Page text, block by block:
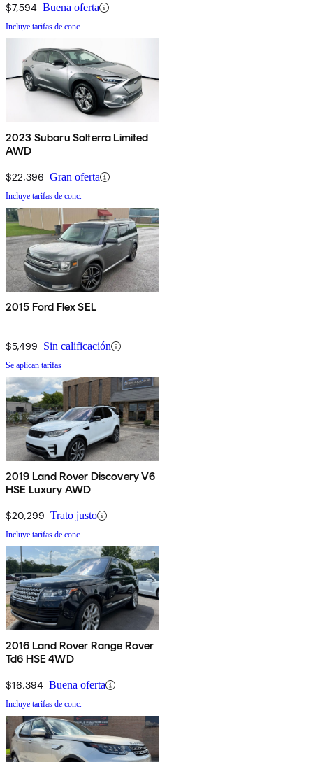
$7,594 Buena oferta
Incluye tarifas de conc.
2023 Subaru Solterra Limited
AWD
$22,396 Gran oferta
Incluye tarifas de conc.
2015 Ford Flex SEL
$5,499 Sin calificación
Se aplican tarifas
2019 Land Rover Discovery V6
HSE Luxury AWD
$20,299 Trato justo
Incluye tarifas de conc.
2016 Land Rover Range Rover
Td6 HSE 4WD
$16,394 Buena oferta
Incluye tarifas de conc.